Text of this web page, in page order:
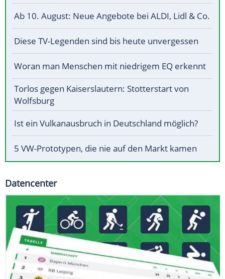
Ab 10. August: Neue Angebote bei ALDI, Lidl & Co.
Diese TV-Legenden sind bis heute unvergessen
Woran man Menschen mit niedrigem EQ erkennt
Torlos gegen Kaiserslautern: Stotterstart von
Wolfsburg
Ist ein Vulkanausbruch in Deutschland möglich?
5 VW-Prototypen, die nie auf den Markt kamen
Datencenter